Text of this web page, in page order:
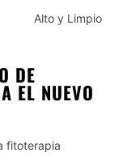
Alto y Limpio
DE
EL NUEVO
fitoterapia